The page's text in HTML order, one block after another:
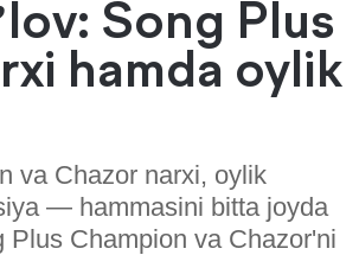
Song Plus
hamda oylik
va Chazor narxi, oylik
— hammasini bitta joyda
Champion va Chazor'ni